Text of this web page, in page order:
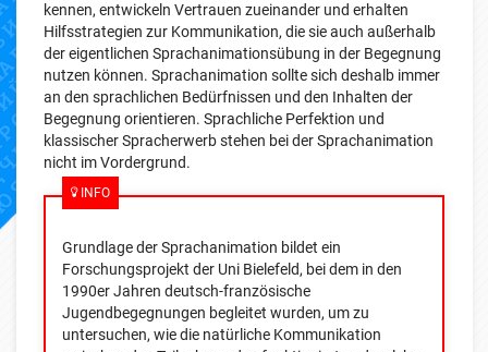
kennen, entwickeln Vertrauen zueinander und erhalten
Hilfsstrategien zur Kommunikation, die sie auch außerhalb
der eigentlichen Sprachanimationsübung in der Begegnung
nutzen können. Sprachanimation sollte sich deshalb immer
an den sprachlichen Bedürfnissen und den Inhalten der
Begegnung orientieren. Sprachliche Perfektion und
klassischer Spracherwerb stehen bei der Sprachanimation
nicht im Vordergrund.
INFO
Grundlage der Sprachanimation bildet ein
Forschungsprojekt der Uni Bielefeld, bei dem in den
1990er Jahren deutsch-französische
Jugendbegegnungen begleitet wurden, um zu
untersuchen, wie die natürliche Kommunikation